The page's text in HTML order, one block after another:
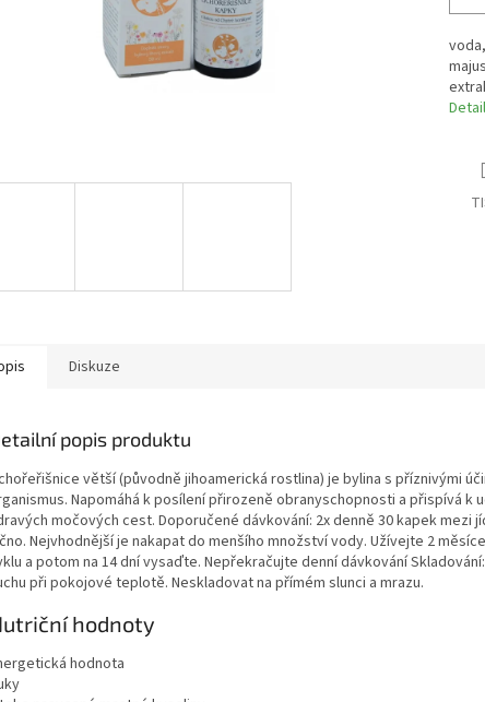
Diskuze
popis produktu
větší (původně jihoamerická rostlina) je bylina s příznivými
Napomáhá k posílení přirozeně obranyschopnosti a přispívá k
močových cest. Doporučené dávkování: 2x denně 30 kapek mezi
Nejvhodnější je nakapat do menšího množství vody. Užívejte 2
a potom na 14 dní vysaďte. Nepřekračujte denní dávkování
při pokojové teplotě. Neskladovat na přímém slunci a mrazu.
hodnoty
hodnota